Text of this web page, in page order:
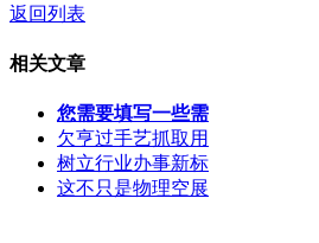
返回列表
相关文章
您需要填写一些需
欠亨过手艺抓取用
树立行业办事新标
这不只是物理空展